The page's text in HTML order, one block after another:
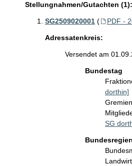
Stellungnahmen/Gutachten (1):
SG2509020001 ( PDF -
Adressatenkreis:
Versendet am
Bundestag
dorthin]
Gremien
SG